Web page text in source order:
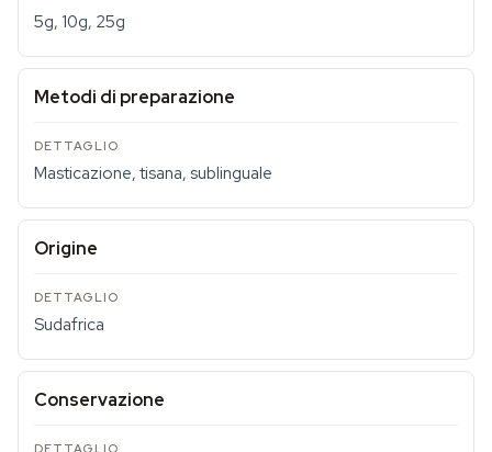
5g, 10g, 25g
Metodi di preparazione
Masticazione, tisana, sublinguale
Origine
Sudafrica
Conservazione